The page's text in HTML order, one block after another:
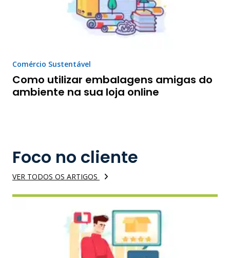
Comércio Sustentável
Como utilizar embalagens amigas do
ambiente na sua loja online
Foco no cliente
VER TODOS OS ARTIGOS